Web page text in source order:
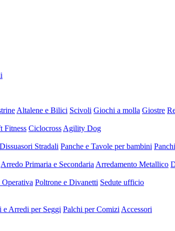
Altalene e Bilici Scivoli Giochi a molla Giostre
Fitness Ciclocross Agility Dog
Dissuasori Stradali Panche e Tavole per bambini
Arredo Primaria e Secondaria Arredamento Metallico
Poltrone e Divanetti Sedute ufficio
e Arredi per Seggi Palchi per Comizi Accessori